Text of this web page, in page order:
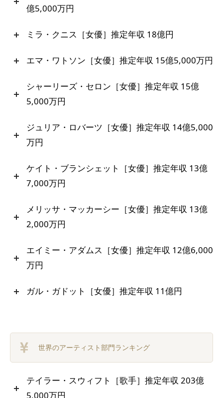
億5,000万円
ミラ・クニス［女優］推定年収 18億円
エマ・ワトソン［女優］推定年収 15億5,000万円
シャーリーズ・セロン［女優］推定年収 15億
5,000万円
ジュリア・ロバーツ［女優］推定年収 14億5,000
万円
ケイト・ブランシェット［女優］推定年収 13億
7,000万円
メリッサ・マッカーシー［女優］推定年収 13億
2,000万円
エイミー・アダムス［女優］推定年収 12億6,000
万円
ガル・ガドット［女優］推定年収 11億円
世界のアーティスト部門ランキング
テイラー・スウィフト［歌手］推定年収 203億
5,000万円